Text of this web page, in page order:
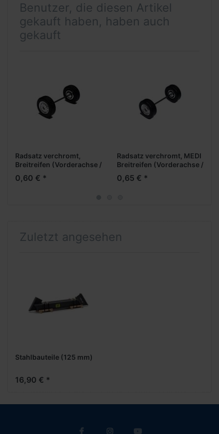
Benutzer, die diesen Artikel
gekauft haben, haben auch
gekauft
Radsatz verchromt,
Breitreifen (Vorderachse /
Aufliegerachse)
0,60 € *
Radsatz verchromt, MEDI
Breitreifen (Vorderachse /
Aufliegerachse)
0,65 € *
Zuletzt angesehen
Stahlbauteile (125 mm)
16,90 € *